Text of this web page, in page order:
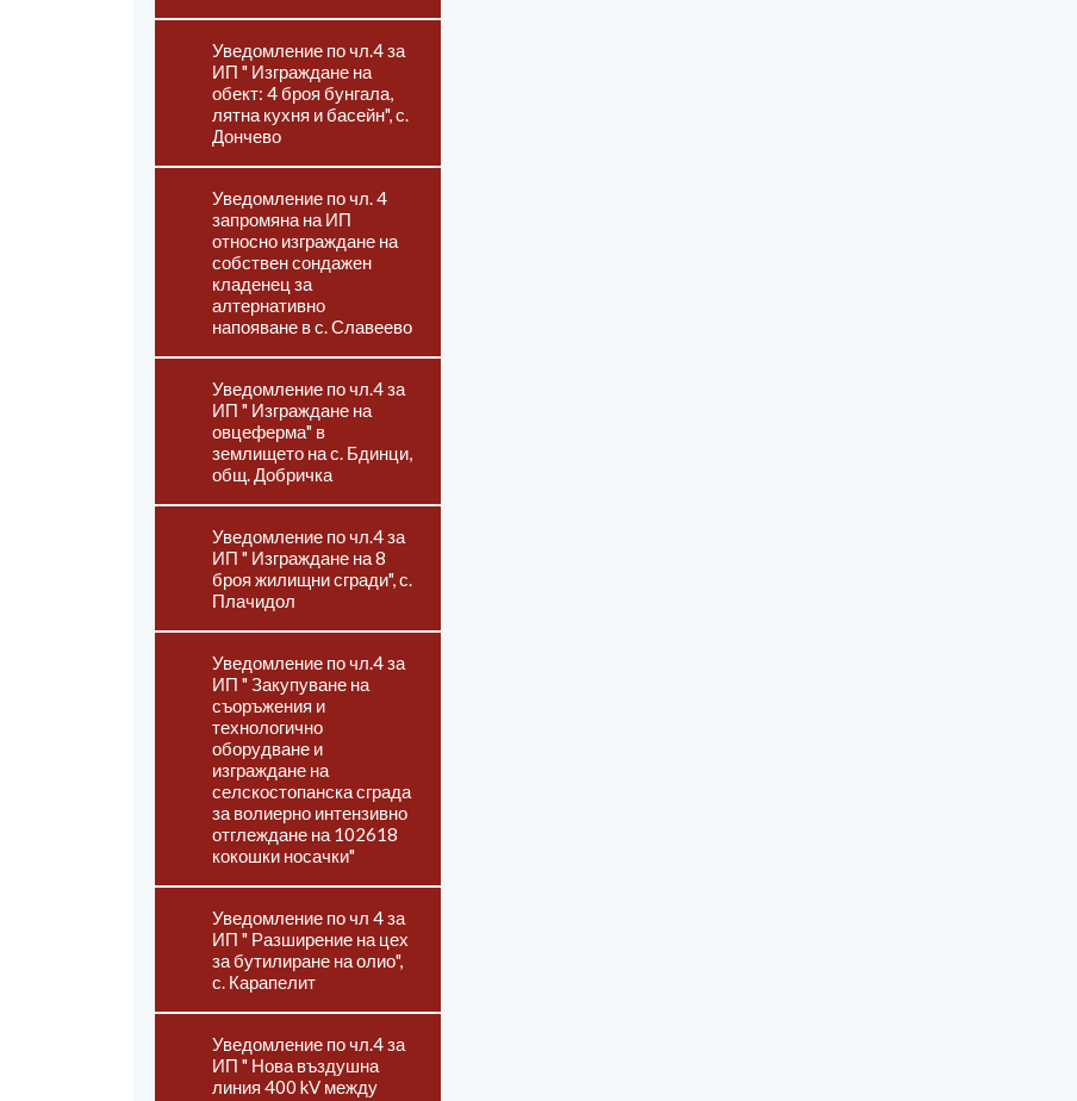
Уведомление по чл.4 за
ИП " Изграждане на
обект: 4 броя бунгала,
лятна кухня и басейн", с.
Дончево
Уведомление по чл. 4
запромяна на ИП
относно изграждане на
собствен сондажен
кладенец за
алтернативно
напояване в с. Славеево
Уведомление по чл.4 за
ИП " Изграждане на
овцеферма" в
землището на с. Бдинци,
общ. Добричка
Уведомление по чл.4 за
ИП " Изграждане на 8
броя жилищни сгради", с.
Плачидол
Уведомление по чл.4 за
ИП " Закупуване на
съоръжения и
технологично
оборудване и
изграждане на
селскостопанска сграда
за волиерно интензивно
отглеждане на 102618
кокошки носачки"
Уведомление по чл 4 за
ИП " Разширение на цех
за бутилиране на олио",
с. Карапелит
Уведомление по чл.4 за
ИП " Нова въздушна
линия 400 kV между